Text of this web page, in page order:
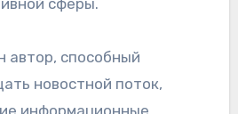
автор, способный
новостной поток,
информационные